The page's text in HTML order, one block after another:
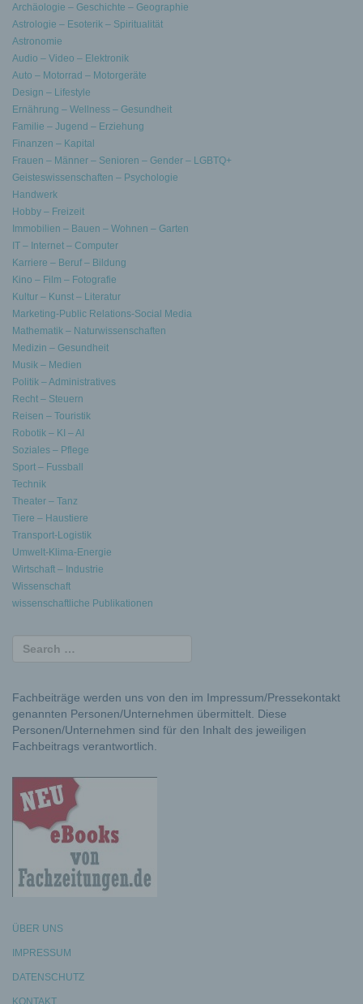
Archäologie – Geschichte – Geographie
Astrologie – Esoterik – Spiritualität
Astronomie
Audio – Video – Elektronik
Auto – Motorrad – Motorgeräte
Design – Lifestyle
Ernährung – Wellness – Gesundheit
Familie – Jugend – Erziehung
Finanzen – Kapital
Frauen – Männer – Senioren – Gender – LGBTQ+
Geisteswissenschaften – Psychologie
Handwerk
Hobby – Freizeit
Immobilien – Bauen – Wohnen – Garten
IT – Internet – Computer
Karriere – Beruf – Bildung
Kino – Film – Fotografie
Kultur – Kunst – Literatur
Marketing-Public Relations-Social Media
Mathematik – Naturwissenschaften
Medizin – Gesundheit
Musik – Medien
Politik – Administratives
Recht – Steuern
Reisen – Touristik
Robotik – KI – AI
Soziales – Pflege
Sport – Fussball
Technik
Theater – Tanz
Tiere – Haustiere
Transport-Logistik
Umwelt-Klima-Energie
Wirtschaft – Industrie
Wissenschaft
wissenschaftliche Publikationen
Fachbeiträge werden uns von den im Impressum/Pressekontakt
genannten Personen/Unternehmen übermittelt. Diese
Personen/Unternehmen sind für den Inhalt des jeweiligen
Fachbeitrags verantwortlich.
ÜBER UNS
IMPRESSUM
DATENSCHUTZ
KONTAKT